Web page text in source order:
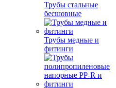
Трубы стальные
бесшовные
Трубы медные и
фитинги